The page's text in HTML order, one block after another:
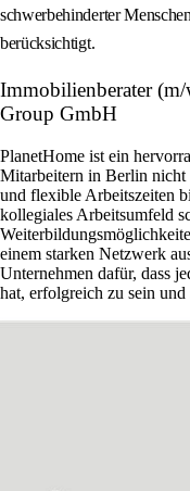
schwerbehinderter
berücksichtigt.
Immobilienberater
Group GmbH
PlanetHome ist ein
Mitarbeitern in Berlin nicht
und flexible Arbeitszeiten
kollegiales Arbeitsumfeld
einem starken Netzwerk
Unternehmen dafür, dass
hat, erfolgreich zu sein